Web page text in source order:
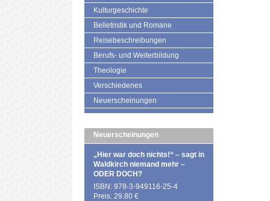
Kulturgeschichte
Belletristik und Romane
Reisebeschreibungen
Berufs- und Weiterbildung
Theologie
Verschiedenes
Neuerscheinungen
Neuerscheinungen
„Hier war doch nichts!“ – sagt in
Waldkirch niemand mehr –
ODER DOCH?
ISBN: 978-3-949116-25-4
Preis: 29.80 €